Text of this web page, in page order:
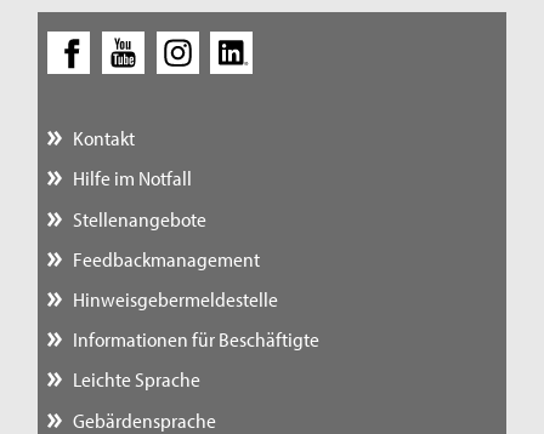
Kontakt
Hilfe im Notfall
Stellenangebote
Feedbackmanagement
Hinweisgebermeldestelle
Informationen für Beschäftigte
Leichte Sprache
Gebärdensprache